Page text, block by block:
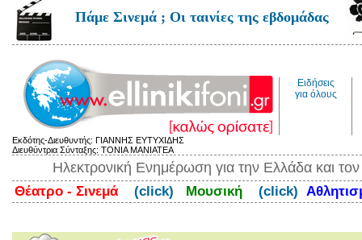
Πάμε Σινεμά ; Οι ταινίες της εβδομάδας
Ειδήσεις
για όλους
Εκδότης-Διευθυντής: ΓΙΑΝΝΗΣ ΕΥΤΥΧΙΔΗΣ
Διευθύντρια Σύνταξης: ΤΟΝΙΑ ΜΑΝΙΑΤΕΑ
Ηλεκτρονική Ενημέρωση για την Ελλάδα και
Θέατρο - Σινεμά (click) Μουσική (click)